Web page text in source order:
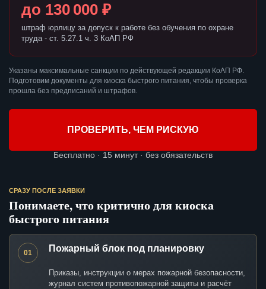
до 130 000 ₽
штраф юрлицу за допуск к работе без обучения по охране
труда - ст. 5.27.1 ч. 3 КоАП РФ
Указаны максимальные санкции по действующей редакции КоАП РФ.
Подготовим документы для киоска быстрого питания, чтобы проверка
прошла без предписаний и штрафов.
ПРОВЕРИТЬ, ЧЕМ РИСКУЮ
Бесплатно · 15 минут · без обязательств
СРАЗУ ПОСЛЕ ЗАЯВКИ
Понимаете, что критично для киоска
быстрого питания
01 Пожарный блок под планировку
Приказы, инструкции о мерах пожарной безопасности,
журнал систем противопожарной защиты и расчёт